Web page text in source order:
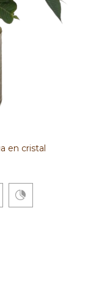
en cristal